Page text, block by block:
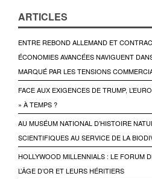
ARTICLES
ENTRE REBOND ALLEMAND ET
ÉCONOMIES AVANCÉES NAVIGUENT
MARQUÉ PAR LES TENSIONS
FACE AUX EXIGENCES DE TRUMP,
» À TEMPS ?
AU MUSÉUM NATIONAL D’HISTOIRE
SCIENTIFIQUES AU SERVICE DE LA
HOLLYWOOD MILLENNIALS : LE FORUM
L’ÂGE D’OR ET LEURS HÉRITIERS